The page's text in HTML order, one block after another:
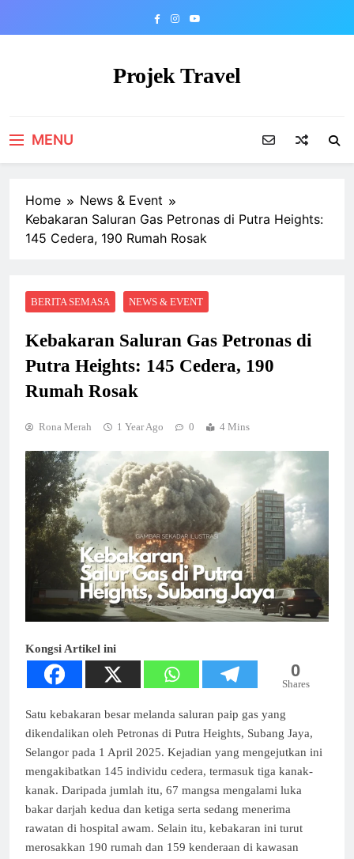
Projek Travel
MENU
Home
News & Event
Kebakaran Saluran Gas Petronas di Putra Heights:
145 Cedera, 190 Rumah Rosak
BERITA SEMASA NEWS & EVENT
Kebakaran Saluran Gas Petronas di
Putra Heights: 145 Cedera, 190
Rumah Rosak
Rona Merah 1 Year Ago 0 4 Mins
Kongsi Artikel ini
0
Shares
Satu kebakaran besar melanda saluran paip gas yang
dikendalikan oleh Petronas di Putra Heights, Subang Jaya,
Selangor pada 1 April 2025. Kejadian yang mengejutkan ini
mengakibatkan 145 individu cedera, termasuk tiga kanak-
kanak. Daripada jumlah itu, 67 mangsa mengalami luka
bakar darjah kedua dan ketiga serta sedang menerima
rawatan di hospital awam. Selain itu, kebakaran ini turut
merosakkan 190 rumah dan 159 kenderaan di kawasan